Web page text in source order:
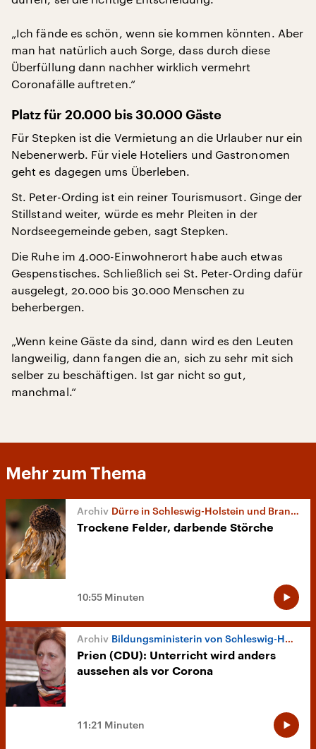
„Ich fände es schön, wenn sie kommen könnten. Aber
man hat natürlich auch Sorge, dass durch diese
Überfüllung dann nachher wirklich vermehrt
Coronafälle auftreten.“
Platz für 20.000 bis 30.000 Gäste
Für Stepken ist die Vermietung an die Urlauber nur ein
Nebenerwerb. Für viele Hoteliers und Gastronomen
geht es dagegen ums Überleben.
St. Peter-Ording ist ein reiner Tourismusort. Ginge der
Stillstand weiter, würde es mehr Pleiten in der
Nordseegemeinde geben, sagt Stepken.
Die Ruhe im 4.000-Einwohnerort habe auch etwas
Gespenstisches. Schließlich sei St. Peter-Ording dafür
ausgelegt, 20.000 bis 30.000 Menschen zu
beherbergen.
„Wenn keine Gäste da sind, dann wird es den Leuten
langweilig, dann fangen die an, sich zu sehr mit sich
selber zu beschäftigen. Ist gar nicht so gut,
manchmal.“
Mehr zum Thema
Dürre in Schleswig-Holstein und Brandenburg
Trockene Felder, darbende Störche
10:55 Minuten
Bildungsministerin von Schleswig-Holstein
Prien (CDU): Unterricht wird anders
aussehen als vor Corona
11:21 Minuten